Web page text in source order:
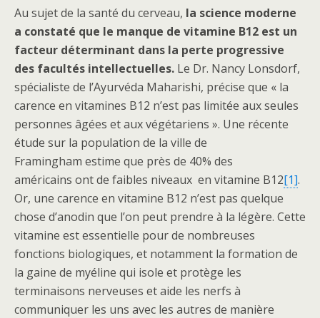
Au sujet de la santé du cerveau, la science moderne
a constaté que le manque de vitamine B12 est un
facteur déterminant dans la perte progressive
des facultés intellectuelles. Le Dr. Nancy Lonsdorf,
spécialiste de l’Ayurvéda Maharishi, précise que « la
carence en vitamines B12 n’est pas limitée aux seules
personnes âgées et aux végétariens ». Une récente
étude sur la population de la ville de
Framingham estime que près de 40% des
américains ont de faibles niveaux en vitamine B12[1].
Or, une carence en vitamine B12 n’est pas quelque
chose d’anodin que l’on peut prendre à la légère. Cette
vitamine est essentielle pour de nombreuses
fonctions biologiques, et notamment la formation de
la gaine de myéline qui isole et protège les
terminaisons nerveuses et aide les nerfs à
communiquer les uns avec les autres de manière